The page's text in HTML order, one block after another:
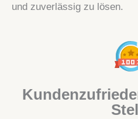
und zuverlässig zu lösen.